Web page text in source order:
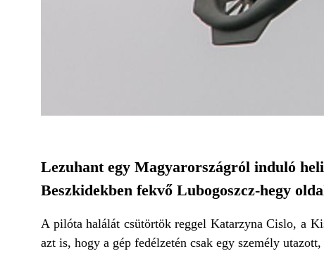
Lezuhant egy Magyarországról induló
Beszkidekben fekvő Lubogoszcz-hegy
A pilóta halálát csütörtök reggel Katarzyna Cislo, a
azt is, hogy a gép fedélzetén csak egy személy